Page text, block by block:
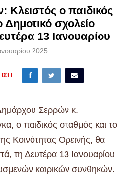
ο παιδικός
Δημοτικό σχολείο
13 Ιανουαρίου
2025
Σερρών κ.
ο παιδικός σταθμός και το
Κοινότητας Ορεινής, θα
τη Δευτέρα 13 Ιανουαρίου
καιρικών συνθηκών.